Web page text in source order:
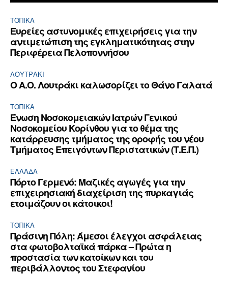
ΤΟΠΙΚΑ
Ευρείες αστυνομικές επιχειρήσεις για την
αντιμετώπιση της εγκληματικότητας στην
Περιφέρεια Πελοποννήσου
ΛΟΥΤΡΆΚΙ
Ο Α.Ο. Λουτράκι καλωσορίζει το Θάνο Γαλατά
ΤΟΠΙΚΑ
Ένωση Νοσοκομειακών Ιατρών Γενικού
Νοσοκομείου Κορίνθου για το θέμα της
κατάρρευσης τμήματος της οροφής του νέου
Τμήματος Επειγόντων Περιστατικών (Τ.Ε.Π.)
ΕΛΛΆΔΑ
Πόρτο Γερμενό: Μαζικές αγωγές για την
επιχειρησιακή διαχείριση της πυρκαγιάς
ετοιμάζουν οι κάτοικοι!
ΤΟΠΙΚΑ
Πράσινη Πόλη: Άμεσοι έλεγχοι ασφάλειας
στα φωτοβολταϊκά πάρκα – Πρώτα η
προστασία των κατοίκων και του
περιβάλλοντος του Στεφανίου